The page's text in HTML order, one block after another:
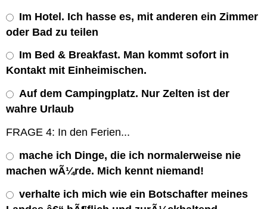
Im Hotel. Ich hasse es, mit anderen ein Zimmer
oder Bad zu teilen
Im Bed & Breakfast. Man kommt sofort in
Kontakt mit Einheimischen.
Auf dem Campingplatz. Nur Zelten ist der
wahre Urlaub
FRAGE 4: In den Ferien...
mache ich Dinge, die ich normalerweise nie
machen wÃ¼rde. Mich kennt niemand!
verhalte ich mich wie ein Botschafter meines